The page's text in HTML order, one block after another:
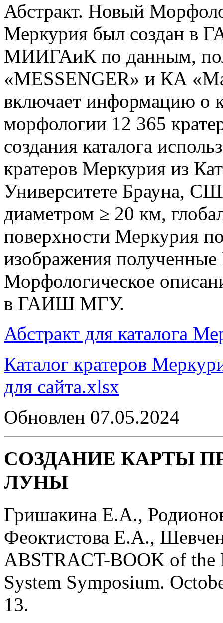
Абстракт. Новый
Меркурия был создан в
МИИГАиК по данным,
«MESSENGER» и КА
включает информацию о
морфологии 12 365
создания каталога
кратеров Меркурия из
Университете Брауна,
диаметром ≥ 20 км,
поверхности Меркурия
изображения
Морфологическое
в ГАИШ МГУ.
Абстракт для каталога
Каталог кратеров
для сайта.xlsx
Обновлен 07.05.2024
СОЗДАНИЕ КАРТЫ
ЛУНЫ
Гришакина Е.А.,
Феоктистова Е.А.,
ABSTRACT-BOOK of the
System Symposium.
13.